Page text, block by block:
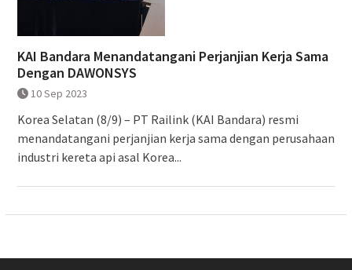
KAI Bandara Menandatangani Perjanjian Kerja Sama
Dengan DAWONSYS
10 Sep 2023
Korea Selatan (8/9) – PT Railink (KAI Bandara) resmi
menandatangani perjanjian kerja sama dengan perusahaan
industri kereta api asal Korea...